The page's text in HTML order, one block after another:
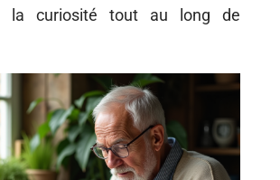
la curiosité tout au long de